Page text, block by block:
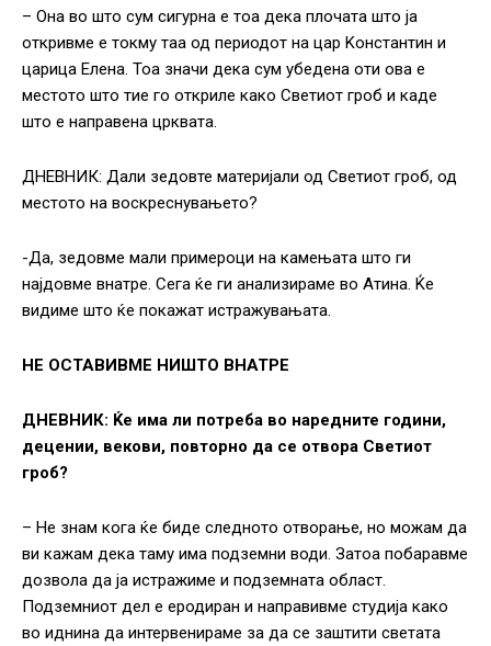
– Она во што сум сигурна е тоа дека плочата што ја
откривме е токму таа од периодот на цар Kонстантин и
царица Елена. Тоа значи дека сум убедена оти ова е
местото што тие го откриле како Светиот гроб и каде
што е направена црквата.
ДНЕВНИК: Дали зедовте материјали од Светиот гроб, од
местото на воскреснувањето?
-Да, зедовме мали примероци на камењата што ги
најдовме внатре. Сега ќе ги анализираме во Атина. Ќе
видиме што ќе покажат истражувањата.
НЕ ОСТАВИВМЕ НИШТО ВНАТРЕ
ДНЕВНИК: Ќе има ли потреба во наредните години,
децении, векови, повторно да се отвора Светиот
гроб?
– Не знам кога ќе биде следното отворање, но можам да
ви кажам дека таму има подземни води. Затоа побаравме
дозвола да ја истражиме и подземната област.
Подземниот дел е еродиран и направивме студија како
во иднина да интервенираме за да се заштити светата